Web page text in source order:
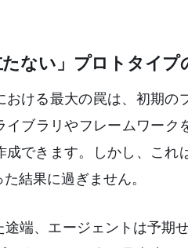
たない」プロトタイプ
おける最大の罠は、初期の
イブラリやフレームワー
成できます。しかし、こ
結果に過ぎません。
端、エージェントは予期